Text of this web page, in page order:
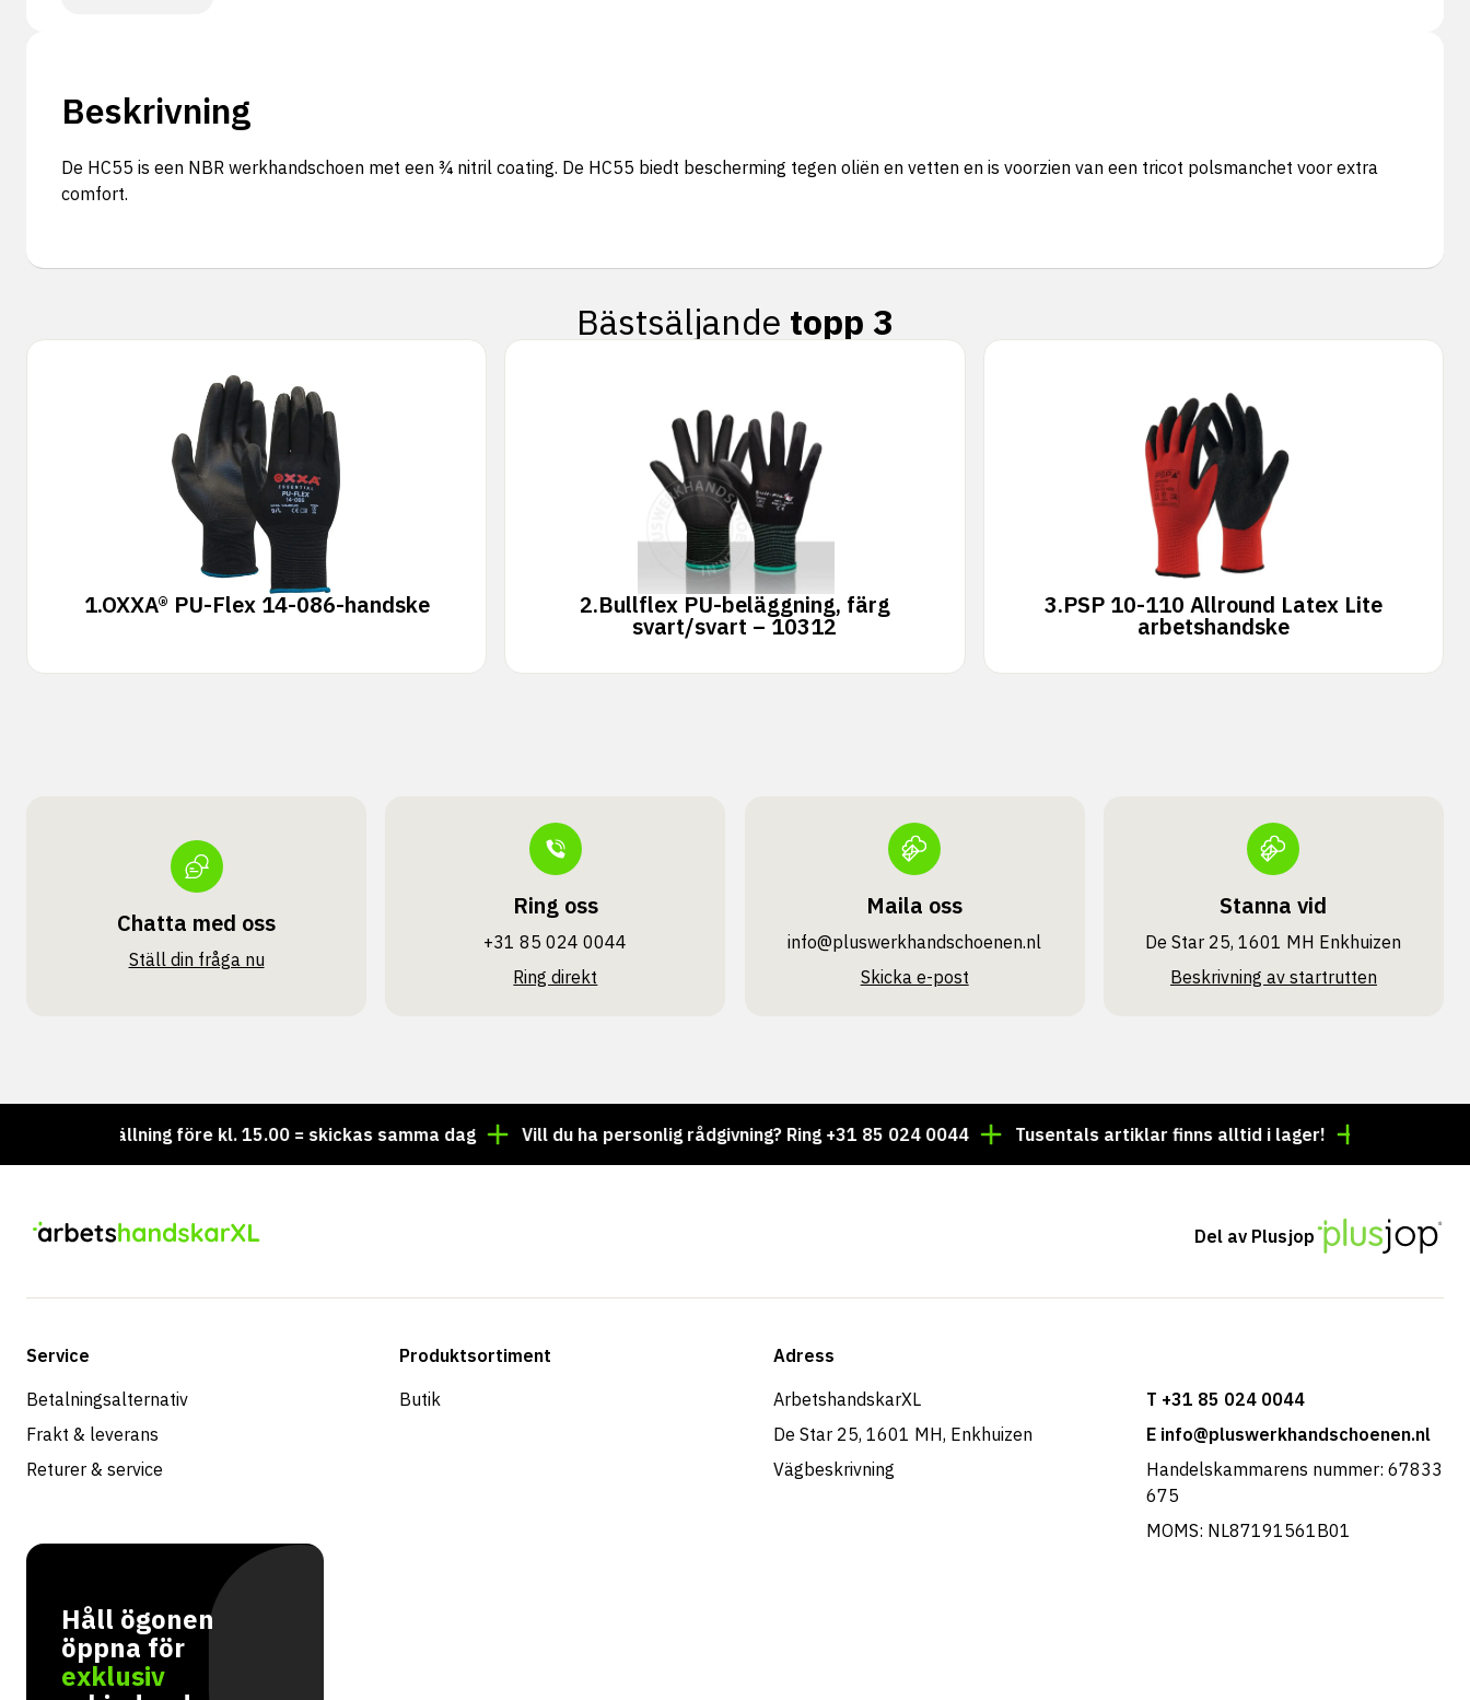
Beskrivning
De HC55 is een NBR werkhandschoen met een ¾ nitril coating. De HC55 biedt bescherming tegen oliën en vetten en is voorzien van een tricot polsmanchet voor extra
comfort.
Bästsäljande topp 3
1.OXXA® PU-Flex 14-086-handske 2.Bullflex PU-beläggning, färg
svart/svart – 10312
3.PSP 10-110 Allround Latex Lite
arbetshandske
Chatta med oss
Ställ din fråga nu
Ring oss
+31 85 024 0044
Ring direkt
Maila oss
info@pluswerk­handschoenen.nl
Skicka e-post
Stanna vid
De Star 25, 1601 MH Enkhuizen
Beskrivning av startrutten
Beställning före kl. 15.00 = skickas samma dag Vill du ha personlig rådgivning? Ring +31 85 024 0044 Tusentals artiklar finns alltid i lager! Beställning före
Del av Plusjop
Service
Betalningsalternativ
Frakt & leverans
Returer & service
Produktsortiment
Butik
Adress
ArbetshandskarXL
De Star 25, 1601 MH, Enkhuizen
Vägbeskrivning
T +31 85 024 0044
E info@pluswerkhandschoenen.nl
Handelskammarens nummer: 67833
675
MOMS: NL87191561B01
Håll ögonen
öppna för
exklusiv